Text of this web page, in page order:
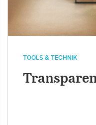
TOOLS & TECHNIK